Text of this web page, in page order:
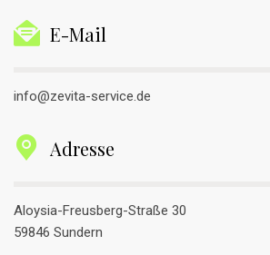
E-Mail
info@zevita-service.de
Adresse
Aloysia-Freusberg-Straße 30
59846 Sundern